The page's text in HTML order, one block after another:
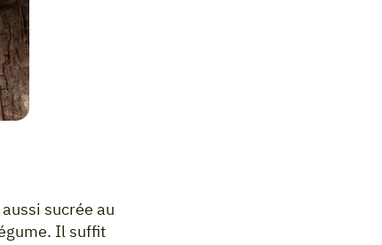
sucrée au
Il suffit